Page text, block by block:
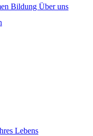
Bildung Über uns
Lebens